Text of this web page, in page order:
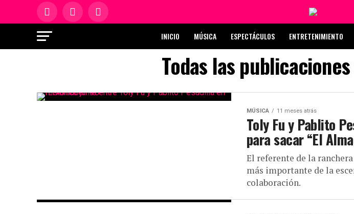
INICIO MÚSICA ESPECTÁCULOS ENTRETENIMIENTO
Todas las
MÚSICA 11 meses atrás
Toly Fu y Pablito
para sacar “El
El referente de la
más importante de la
colaboración.